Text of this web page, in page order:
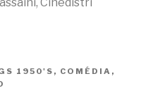
1950'S , COMÉDIA ,